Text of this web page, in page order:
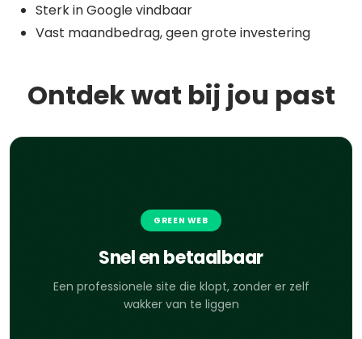
Sterk in Google vindbaar
Vast maandbedrag, geen grote investering
Ontdek wat bij jou past
GREEN WEB
Snel en betaalbaar
Een professionele site die klopt, zonder er zelf
wakker van te liggen